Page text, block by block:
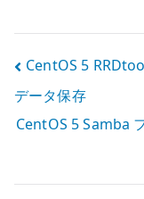
投
稿
ナ
ビ
CentOS 5
データ保存
CentOS 5 Samba